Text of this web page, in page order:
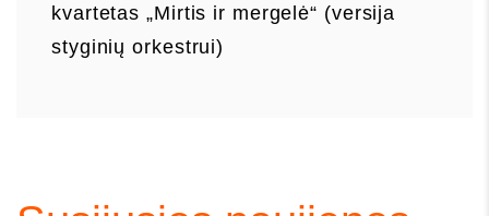
kvartetas „Mirtis ir mergelė“ (versija
styginių orkestrui)